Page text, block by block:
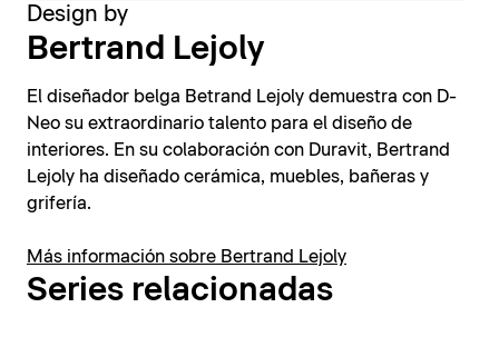
Design by
Bertrand Lejoly
El diseñador belga Betrand Lejoly demuestra con D-
Neo su extraordinario talento para el diseño de
interiores. En su colaboración con Duravit, Bertrand
Lejoly ha diseñado cerámica, muebles, bañeras y
grifería.
Más información sobre Bertrand Lejoly
Series relacionadas